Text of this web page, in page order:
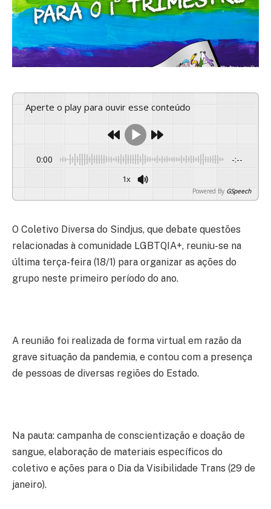
Aperte o play para ouvir esse conteúdo
0:00 -:--
1x
Powered By GSpeech
O Coletivo Diversa do Sindjus, que debate questões
relacionadas à comunidade LGBTQIA+, reuniu-se na
última terça-feira (18/1) para organizar as ações do
grupo neste primeiro período do ano.
A reunião foi realizada de forma virtual em razão da
grave situação da pandemia, e contou com a presença
de pessoas de diversas regiões do Estado.
Na pauta: campanha de conscientização e doação de
sangue, elaboração de materiais específicos do
coletivo e ações para o Dia da Visibilidade Trans (29 de
janeiro).